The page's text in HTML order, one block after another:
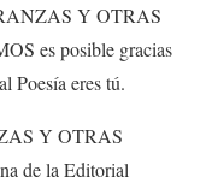
Y OTRAS
es posible gracias
Poesía eres tú.
Y OTRAS
de la Editorial